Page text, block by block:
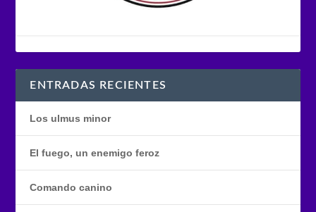
ENTRADAS RECIENTES
Los ulmus minor
El fuego, un enemigo feroz
Comando canino